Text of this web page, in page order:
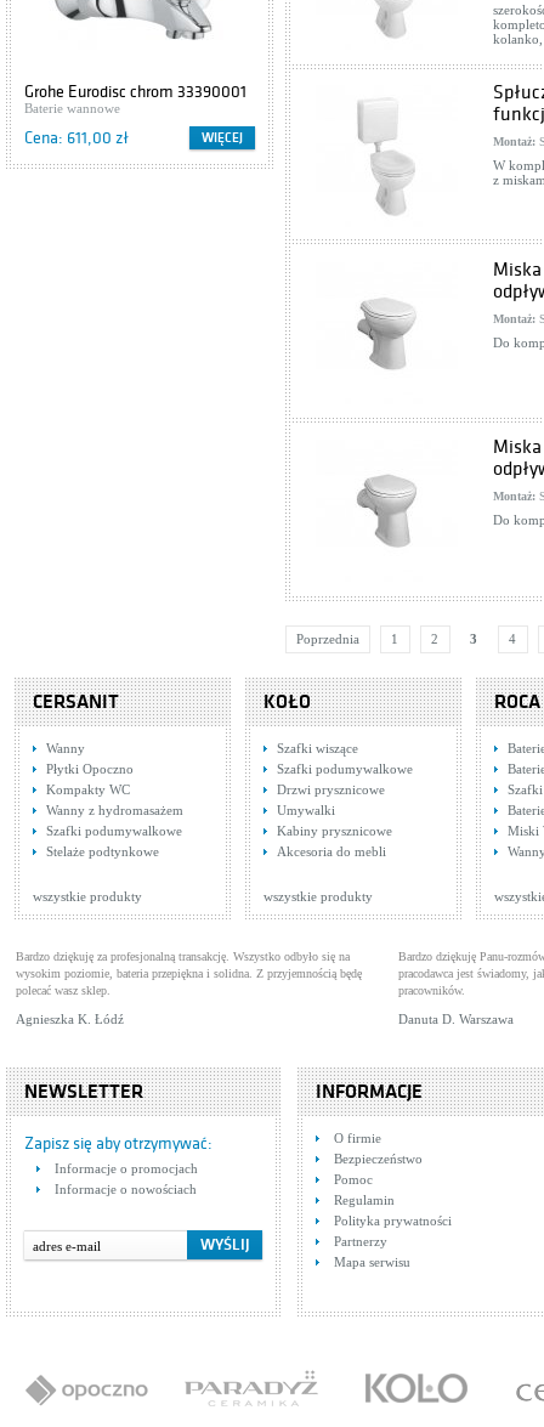
Grohe Eurodisc chrom 33390001
Baterie wannowe
Cena: 611,00 zł WIĘCEJ
Szafki podumywalkowe
Cena: 416,00 zł WIĘCEJ
kolanko,
Montaż:
W
z
Montaż:
Do
Miska
Montaż:
Do
Poprzednia 1 2 3 4
CERSANIT
Wanny
Płytki Opoczno
Kompakty WC
Wanny z hydromasażem
Szafki podumywalkowe
Stelaże podtynkowe
wszystkie produkty
KOŁO
Szafki wiszące
Szafki podumywalkowe
Drzwi prysznicowe
Umywalki
Kabiny prysznicowe
Akcesoria do mebli
wszystkie produkty
ROCA
Szafki
Miski
Bardzo dziękuję za profesjonalną transakcję. Wszystko odbyło się na
wysokim poziomie, bateria przepiękna i solidna. Z przyjemnością będę
polecać wasz sklep.
Agnieszka K. Łódź
Bardzo dziękuję Panu-
pracodawca jest świadomy,
pracowników.
Danuta D. Warszawa
NEWSLETTER
Zapisz się aby otrzymywać:
Informacje o promocjach
Informacje o nowościach
INFORMACJE
O firmie
Bezpieczeństwo
Pomoc
Regulamin
Polityka prywatności
Partnerzy
Mapa serwisu